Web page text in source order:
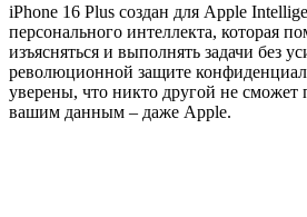
iPhone 16 Plus создан для Apple
персонального интеллекта, которая
изъясняться и выполнять задачи без
революционной защите
уверены, что никто другой не сможет
вашим данным – даже Apple.